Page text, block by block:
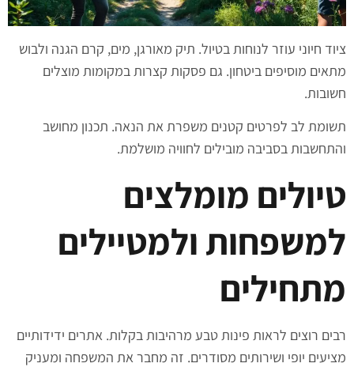
ציוד חיוני עוזר לנוחות בטיול. תיק מאורגן, מים, קרם הגנה ולבוש
מתאים מוסיפים ביטחון. גם פסקות קצרות במקומות מוצלים
חשובות.
תשומת לב לפרטים קטנים משפרת את הנאה. תכנון מחושב
והתחשבות בסביבה מובילים לחוויה מושלמת.
טיולים מומלצים
למשפחות ולמטיילים
מתחילים
רבים רוצים לראות פינות טבע מרהיבות בקלות. אתרים ידידותיים
מציעים יופי ושירותים מסודרים. זה מחבר את המשפחה ומעניק